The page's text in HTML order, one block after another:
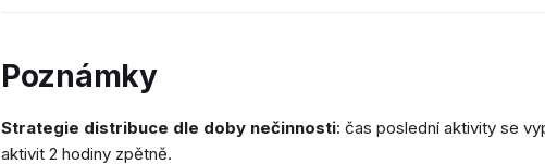
Poznámky
Strategie distribuce dle doby nečinnosti: čas poslední aktivity se
aktivit 2 hodiny zpětně.